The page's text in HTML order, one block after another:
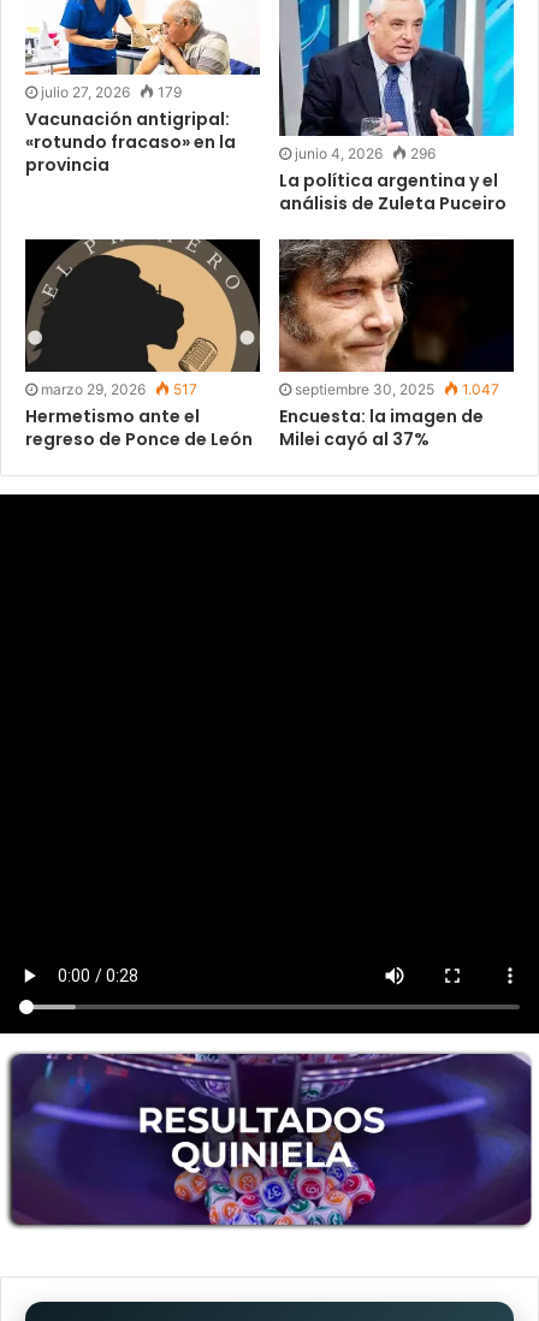
julio 27, 2026 179
Vacunación antigripal:
«rotundo fracaso» en la
provincia
junio 4, 2026 296
La política argentina y el
análisis de Zuleta Puceiro
marzo 29, 2026 517
Hermetismo ante el
regreso de Ponce de León
septiembre 30, 2025 1.047
Encuesta: la imagen de
Milei cayó al 37%